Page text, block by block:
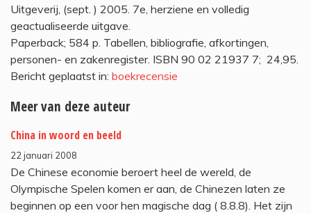
Uitgeverij, (sept. ) 2005. 7e, herziene en volledig
geactualiseerde uitgave.
Paperback; 584 p. Tabellen, bibliografie, afkortingen,
personen- en zakenregister. ISBN 90 02 21937 7;  24,95.
Bericht geplaatst in: boekrecensie
Meer van deze auteur
China in woord en beeld
22 januari 2008
De Chinese economie beroert heel de wereld, de
Olympische Spelen komen er aan, de Chinezen laten ze
beginnen op een voor hen magische dag ( 8.8.8). Het zijn